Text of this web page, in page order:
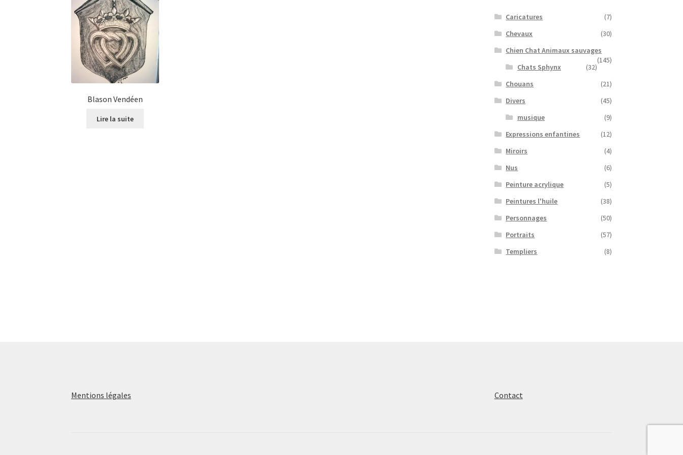
Blason Vendéen
Lire la suite
Caricatures
(7)
Chevaux
(30)
Chien Chat Animaux sauvages
(145)
Chats Sphynx
(32)
Chouans
(21)
Divers
(45)
musique
(9)
Expressions enfantines
(12)
Miroirs
(4)
Nus
(6)
Peinture acrylique
(5)
Peintures l'huile
(38)
Personnages
(50)
Portraits
(57)
Templiers
(8)
Mentions légales Contact